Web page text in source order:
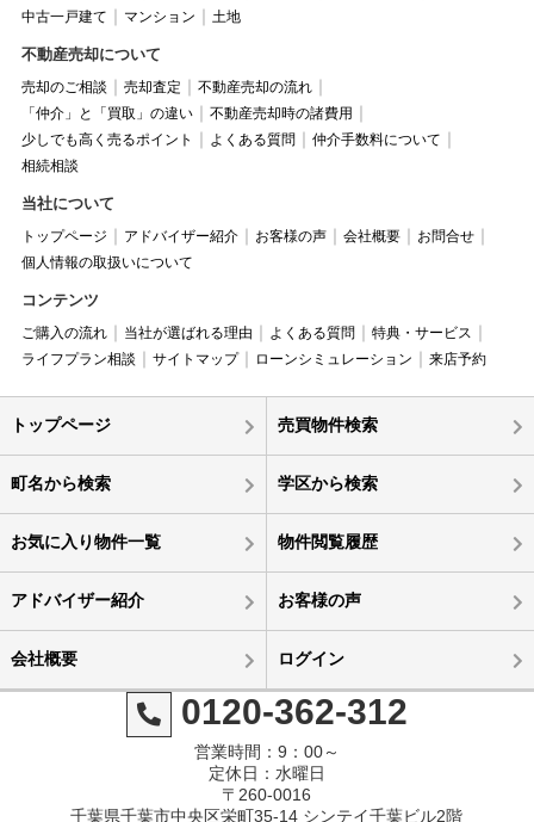
中古一戸建て
マンション 土地
不動産売却について
売却のご相談 売却査定
不動産売却の流れ
「仲介」と「買取」の違い
不動産売却時の諸費用
少しでも高く売るポイント
よくある質問
仲介手数料について
相続相談
当社について
トップページ アドバイザー紹介 お客様の声 会社概要
お問合せ
個人情報の取扱いについて
コンテンツ
ご購入の流れ 当社が選ばれる理由 よくある質問
特典・サービス
ライフプラン相談
サイトマップ ローンシミュレーション 来店予約
トップページ 売買物件検索
町名から検索 学区から検索
お気に入り物件一覧 物件閲覧履歴
アドバイザー紹介 お客様の声
会社概要 ログイン
0120-362-312
営業時間：9：00～
定休日：水曜日
〒260-0016
千葉県千葉市中央区栄町35-14 シンテイ千葉ビル2階